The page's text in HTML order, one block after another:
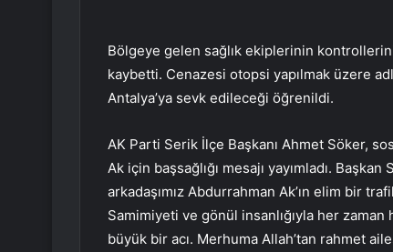
Bölgeye gelen sağlık ekiplerinin
kaybetti. Cenazesi otopsi yapılmak üzere
Antalya’ya sevk edileceği öğrenildi.
AK Parti Serik İlçe Başkanı Ahmet Söker,
Ak için başsağlığı mesajı yayımladı.
arkadaşımız Abdurrahman Ak’ın elim bir
Samimiyeti ve gönül insanlığıyla her zaman
büyük bir acı. Merhuma Allah’tan rahmet